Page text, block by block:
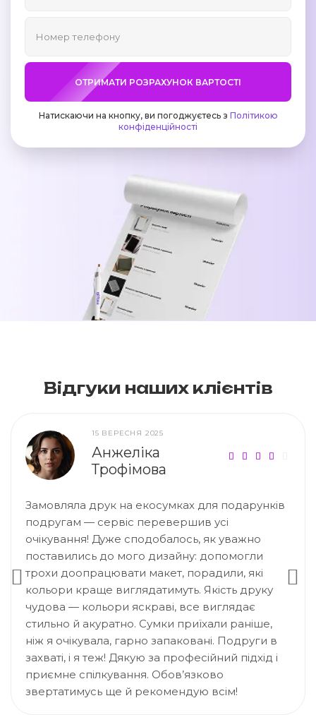
ОТРИМАТИ РОЗРАХУНОК ВАРТОСТІ
Натискаючи на кнопку, ви погоджуєтесь з Політикою
конфіденційності
Відгуки наших клієнтів
15 ВЕРЕСНЯ 2025
Анжеліка
Трофімова
Замовляла друк на екосумках для подарунків
подругам — сервіс перевершив усі
очікування! Дуже сподобалось, як уважно
поставились до мого дизайну: допомогли
трохи доопрацювати макет, порадили, які
кольори краще виглядатимуть. Якість друку
чудова — кольори яскраві, все виглядає
стильно й акуратно. Сумки приїхали раніше,
ніж я очікувала, гарно запаковані. Подруги в
захваті, і я теж! Дякую за професійний підхід і
приємне спілкування. Обов’язково
звертатимусь ще й рекомендую всім!